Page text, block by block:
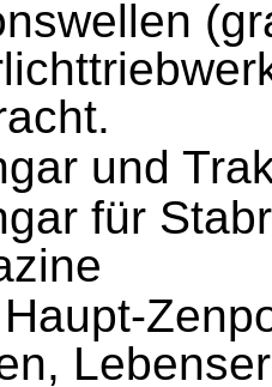
und
für